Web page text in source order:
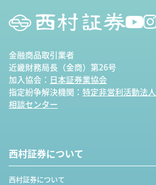
金融商品取引業者
近畿財務局長（金商）第26号
加入協会： 日本証券業協会
指定紛争解決機関： 特定非営利活動法
相談センター
西村証券について
西村証券について